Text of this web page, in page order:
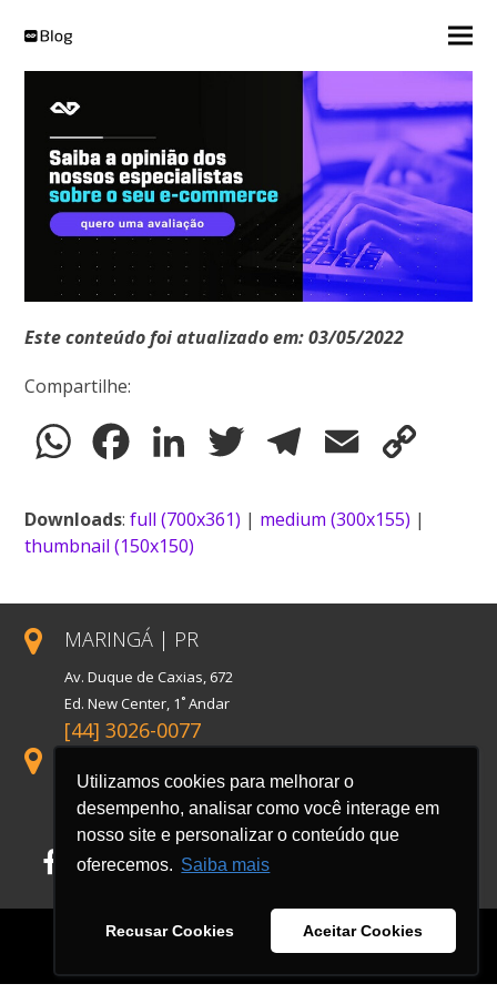
Utilizamos cookies para melhorar o
desempenho, analisar como você interage em
nosso site e personalizar o conteúdo que
oferecemos. Saiba mais
Recusar Cookies Aceitar Cookies
Este conteúdo foi atualizado em: 03/05/2022
Compartilhe:
WhatsAppFacebookLinkedIn Twitter TelegramEmail
Downloads:full (700x361) | medium (300x155) |
thumbnail (150x150)
MARINGÁ | PR
Av. Duque de Caxias, 672
Ed. New Center, 1˚ Andar
[44] 3026-0077
Rua Florida, 1738, Conj. 121
Cidade Monções
Facebook
LinkedIn
Instagram